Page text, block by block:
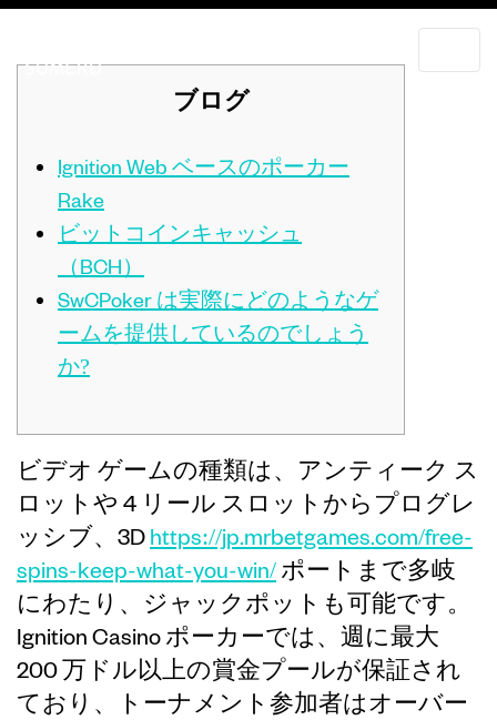
ブログ
Ignition Web ベースのポーカー
Rake
ビットコインキャッシュ
（BCH）
SwCPoker は実際にどのようなゲ
ームを提供しているのでしょう
か?
ビデオ ゲームの種類は、アンティーク ス
ロットや 4 リール スロットからプログレ
ッシブ、3Dhttps://jp.mrbetgames.com/free-
spins-keep-what-you-win/ポートまで多岐
にわたり、ジャックポットも可能です。
Ignition Casino ポーカーでは、週に最大
200 万ドル以上の賞金プールが保証され
ており、トーナメント参加者はオーバー